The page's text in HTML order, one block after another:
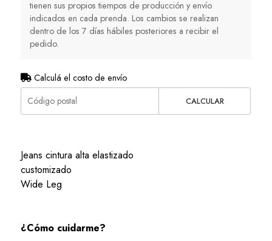
tienen sus propios tiempos de producción y envío
indicados en cada prenda. Los cambios se realizan
dentro de los 7 días hábiles posteriores a recibir el
pedido.
Calculá el costo de envío
CALCULAR
Jeans cintura alta elastizado
customizado
Wide Leg
¿Cómo cuidarme?